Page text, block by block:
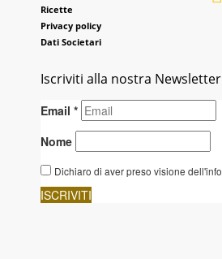
Ricette
Privacy policy
Dati Societari
Iscriviti alla nostra Newsletter